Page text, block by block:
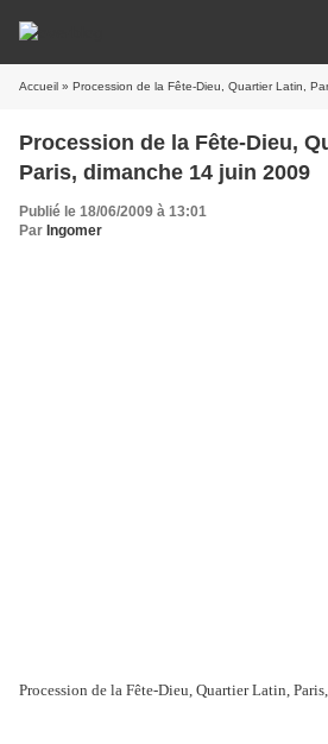
Accueil » Procession de la Fête-Dieu, Quartier Latin,
Procession de la Fête-Dieu,
Paris, dimanche 14 juin 2009
Publié le 18/06/2009 à 13:01
Par Ingomer
Procession de la Fête-Dieu, Quartier Latin,